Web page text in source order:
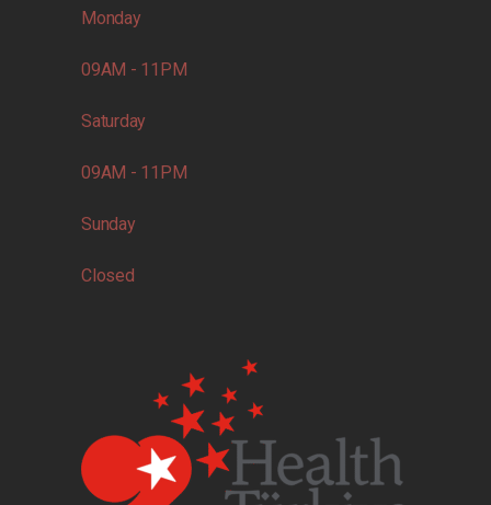
Monday
09AM - 11PM
Saturday
09AM - 11PM
Sunday
Closed